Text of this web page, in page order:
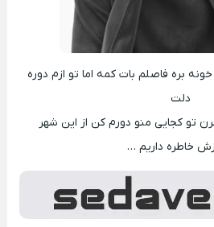
بره فاصلم بات کمه اما تو ازم دوره
دلت
تو کجایی منو دورم کن از این شهر
خاطره داریم …